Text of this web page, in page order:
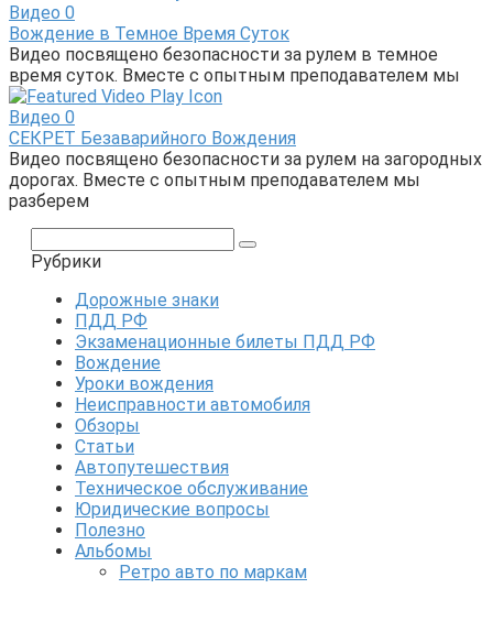
Видео 0
Вождение в Темное Время Суток
Видео посвящено безопасности за рулем в темное
время суток. Вместе с опытным преподавателем мы
Видео 0
СЕКРЕТ Безаварийного Вождения
Видео посвящено безопасности за рулем на загородных
дорогах. Вместе с опытным преподавателем мы
разберем
Рубрики
Дорожные знаки
ПДД РФ
Экзаменационные билеты ПДД РФ
Вождение
Уроки вождения
Неисправности автомобиля
Обзоры
Статьи
Автопутешествия
Техническое обслуживание
Юридические вопросы
Полезно
Альбомы
Ретро авто по маркам